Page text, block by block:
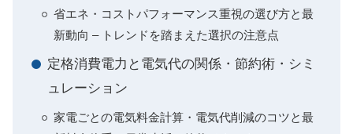
省エネ・コストパフォーマンス重視の選び方と最
新動向 – トレンドを踏まえた選択の注意点
定格消費電力と電気代の関係・節約術・シミ
ュレーション
家電ごとの電気料金計算・電気代削減のコツと最